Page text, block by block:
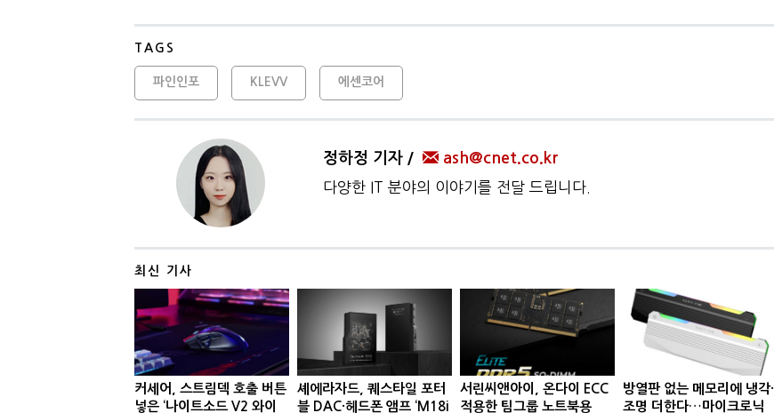
TAGS
파인인포 KLEVV 에센코어
정하정 기자 ash@cnet.co.kr
다양한 IT 분야의 이야기를 전달 드립니다.
최신 기사
커세어, 스트림덱 호출 버튼
넣은 ‘나이트소드 V2 와이
셰에라자드, 퀘스타일 포터
블 DAC·헤드폰 앰프 ‘M18i
서린씨앤아이, 온다이 ECC
적용한 팀그룹 노트북용
방열판 없는 메모리에 냉각·
조명 더한다…마이크로닉